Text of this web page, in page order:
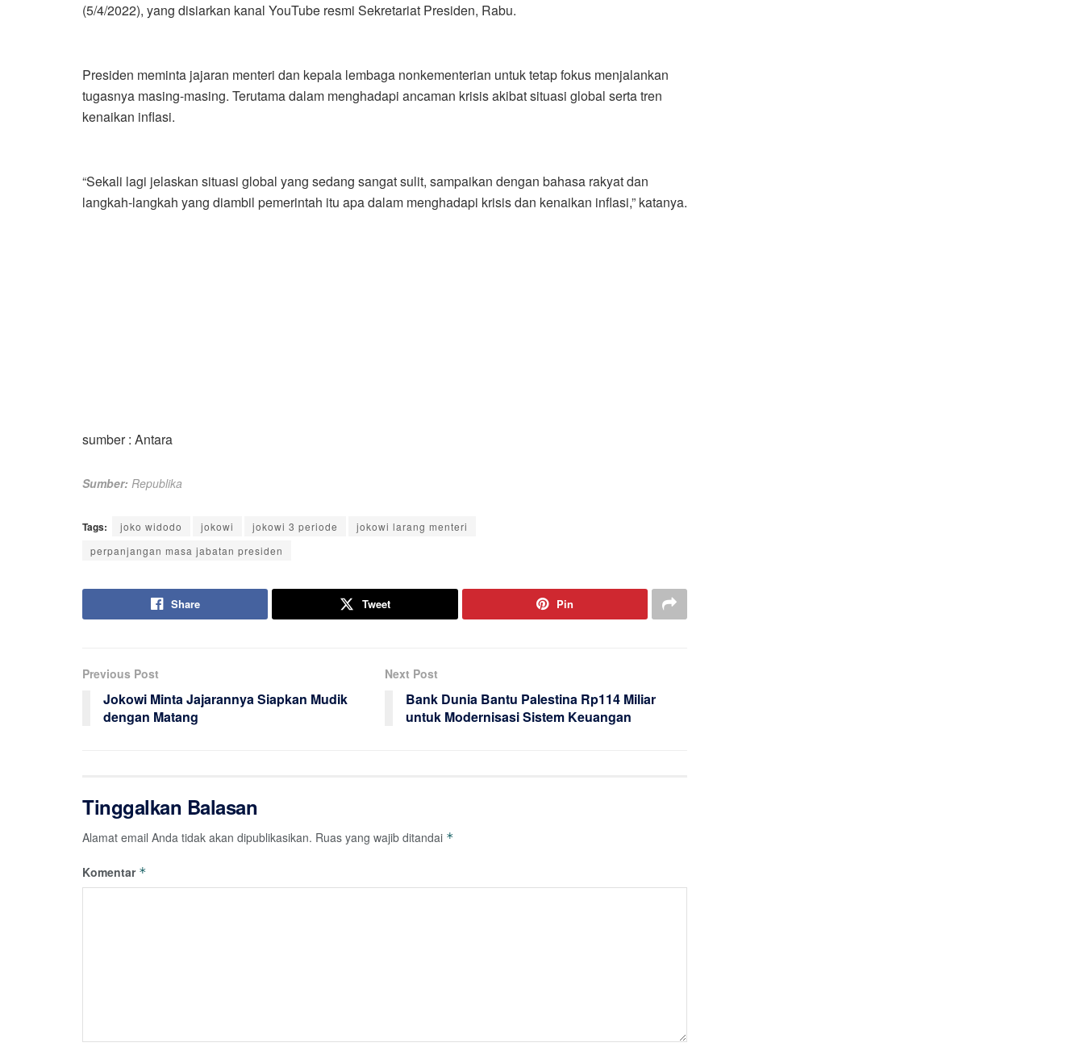
(5/4/2022), yang disiarkan kanal YouTube resmi Sekretariat Presiden, Rabu.
Presiden meminta jajaran menteri dan kepala lembaga nonkementerian untuk tetap fokus menjalankan
tugasnya masing-masing. Terutama dalam menghadapi ancaman krisis akibat situasi global serta tren
kenaikan inflasi.
“Sekali lagi jelaskan situasi global yang sedang sangat sulit, sampaikan dengan bahasa rakyat dan
langkah-langkah yang diambil pemerintah itu apa dalam menghadapi krisis dan kenaikan inflasi,” katanya.
sumber : Antara
Sumber: Republika
Tags: joko widodo jokowi jokowi 3 periode
jokowi larang menteri
perpanjangan masa jabatan presiden
Share Tweet Pin
Previous Post
Jokowi Minta Jajarannya Siapkan Mudik
dengan Matang
Next Post
Bank Dunia Bantu Palestina Rp114 Miliar
untuk Modernisasi Sistem Keuangan
Tinggalkan Balasan
Alamat email Anda tidak akan dipublikasikan. Ruas yang wajib ditandai *
Komentar *